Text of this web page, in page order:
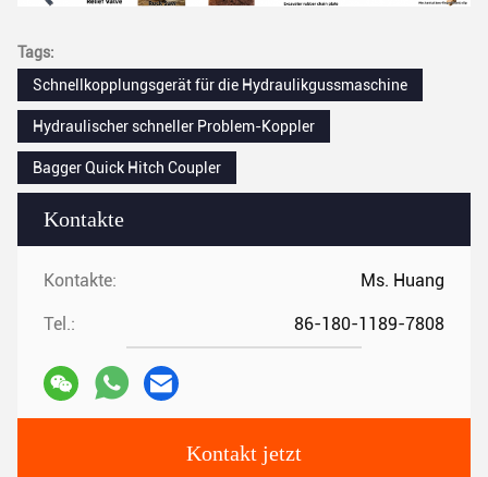
Kontakte
Kontakte: Ms. Huang
Tel.: 86-180-1189-7808
Kontakt jetzt
Tags:
Schnellkopplungsgerät für die Hydraulikgussmaschine
Hydraulischer schneller Problem-Koppler
Bagger Quick Hitch Coupler